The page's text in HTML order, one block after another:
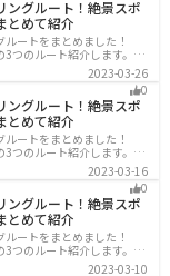
ングルート！絶景スポ
とめて紹介
ートをまとめました！
3つのルート紹介します。諏
な全国でも有名なツーリン
イクで長野県にツーリン
い。
2023-03-26
0
ングルート！絶景スポ
とめて紹介
ートをまとめました！
3つのルート紹介します。自
違った楽しみ方ができま
グに行く際は参考にして
2023-03-16
0
ングルート！絶景スポ
とめて紹介
ートをまとめました！
3つのルート紹介します。草
も有名な温泉や豊かな自
2023-03-10